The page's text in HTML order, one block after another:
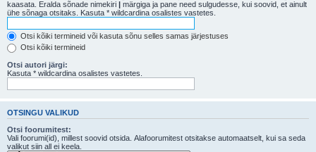
kaasata. Eralda sõnade nimekiri | märgiga ja pane need sulgudesse, kui soovid, et ainult
ühe sõnaga otsitaks. Kasuta * wildcardina osalistes vastetes.
Otsi kõiki termineid või kasuta sõnu selles samas järjestuses
Otsi kõiki termineid
Otsi autori järgi:
Kasuta * wildcardina osalistes vastetes.
OTSINGU VALIKUD
Otsi foorumitest:
Vali foorumi(id), millest soovid otsida. Alafoorumitest otsitakse automaatselt, kui sa seda
valikut siin all ei keela.